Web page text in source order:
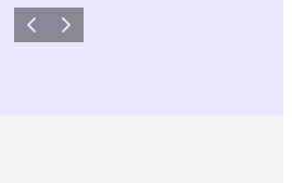
ZurückWeiter